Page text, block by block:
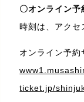
〇オンライン
時刻は、アクセ
オンライン予
ticket.jp/